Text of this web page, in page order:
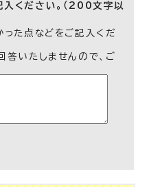
入ください。（200文字以
った点などをご記入くだ
答いたしませんので、ご